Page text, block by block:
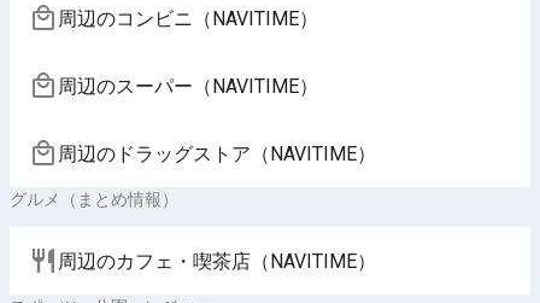
周辺のコンビニ（NAVITIME）
周辺のスーパー（NAVITIME）
周辺のドラッグストア（NAVITIME）
グルメ（まとめ情報）
周辺のカフェ・喫茶店（NAVITIME）